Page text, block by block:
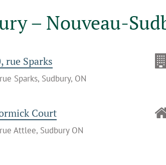
– Nouveau-
rue Sparks
Sparks, Sudbury, ON
Court
Attlee, Sudbury ON